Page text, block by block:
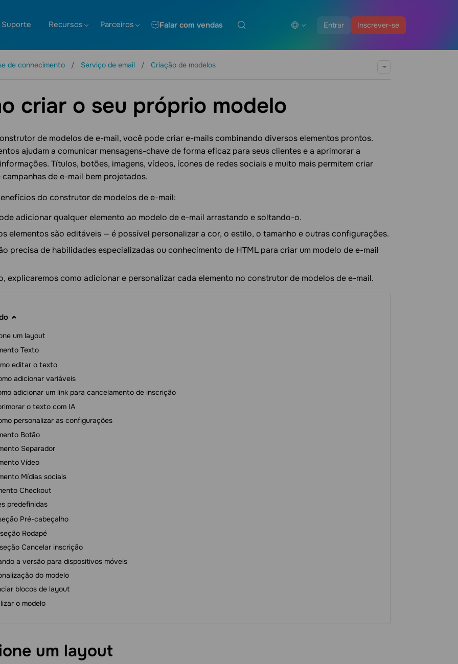
Entrar Inscrever-se
Suporte Recursos Parceiros Falar com vendas
de conhecimento Serviço de email Criação de modelos
criar o seu próprio modelo
de modelos de e-mail, você pode criar e-mails combinando diversos elementos prontos.
ajudam a comunicar mensagens-chave de forma eficaz para seus clientes e a aprimorar a
Títulos, botões, imagens, vídeos, ícones de redes sociais e muito mais permitem criar
campanhas de e-mail bem projetados.
do construtor de modelos de e-mail:
adicionar qualquer elemento ao modelo de e-mail arrastando e soltando-o.
elementos são editáveis — é possível personalizar a cor, o estilo, o tamanho e outras configurações.
precisa de habilidades especializadas ou conhecimento de HTML para criar um modelo de e-mail
explicaremos como adicionar e personalizar cada elemento no construtor de modelos de e-mail.
um layout
Texto
editar o texto
adicionar variáveis
adicionar um link para cancelamento de inscrição
o texto com IA
personalizar as configurações
Botão
Separador
Vídeo
Mídias sociais
Checkout
predefinidas
Pré-cabeçalho
Rodapé
Cancelar inscrição
a versão para dispositivos móveis
do modelo
blocos de layout
o modelo
um layout